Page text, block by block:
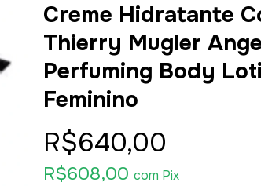
Creme Hidratante
Thierry Mugler
Perfuming Body
Feminino
R$640,00
R$608,00 com Pix